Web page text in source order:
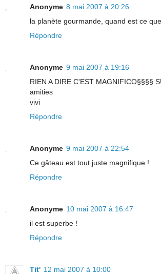
Anonyme 8 mai 2007 à 20:26
la planète gourmande, quand est ce
Répondre
Anonyme 9 mai 2007 à 19:16
RIEN A DIRE C'EST MAGNIFICO§§§§
amities
vivi
Répondre
Anonyme 9 mai 2007 à 22:54
Ce gâteau est tout juste magnifique !
Répondre
Anonyme 10 mai 2007 à 16:47
il est superbe !
Répondre
Tit' 12 mai 2007 à 10:00